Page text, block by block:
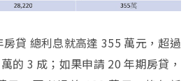
貸 總利息就高達 355 萬元，超過
的 3 成；如果申請 20 年期房貸，